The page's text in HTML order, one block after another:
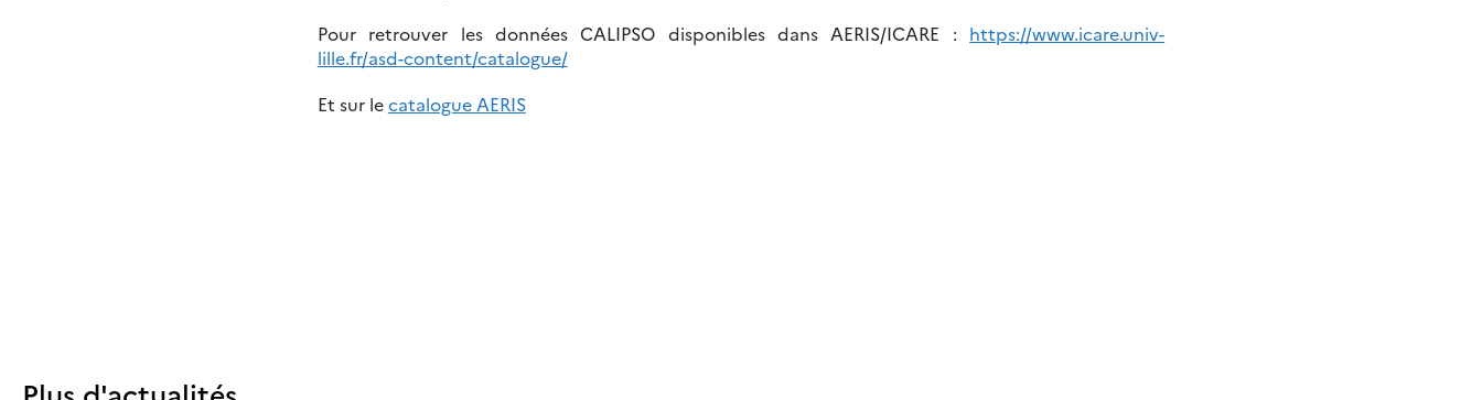
Pour retrouver les données CALIPSO disponibles dans AERIS/ICARE : https://www.icare.univ-
lille.fr/asd-content/catalogue/
Et sur lecatalogue AERIS